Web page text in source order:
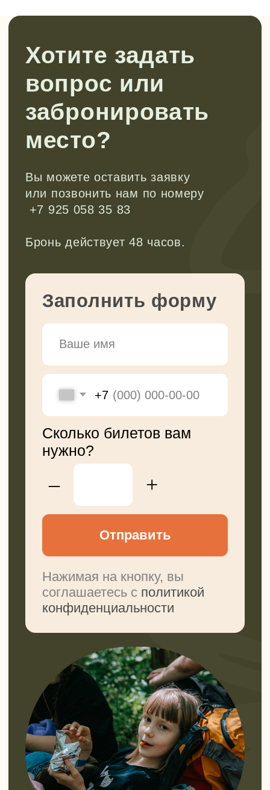
нашей работы, рассуждаем на
сложные темы воспитания детей. Все,
Заходите и подписывайтесь, чтобы
не пропустить!
Мы в Rutube
Перейти в tg